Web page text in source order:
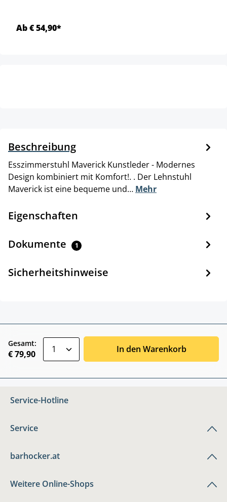
Ab € 54,90*
Beschreibung
Esszimmerstuhl Maverick Kunstleder - Modernes
Design kombiniert mit Komfort!. . Der Lehnstuhl
Maverick ist eine bequeme und… Mehr
Eigenschaften
Dokumente 1
Sicherheitshinweise
Gesamt:
€ 79,90 In den Warenkorb
Service-Hotline
Service
barhocker.at
Weitere Online-Shops